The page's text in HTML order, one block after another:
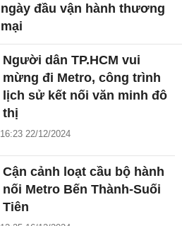
ngày đầu vận hành thương
mại
Người dân TP.HCM vui
mừng đi Metro, công trình
lịch sử kết nối văn minh đô
thị
16:23 22/12/2024
Cận cảnh loạt cầu bộ hành
nối Metro Bến Thành-Suối
Tiên